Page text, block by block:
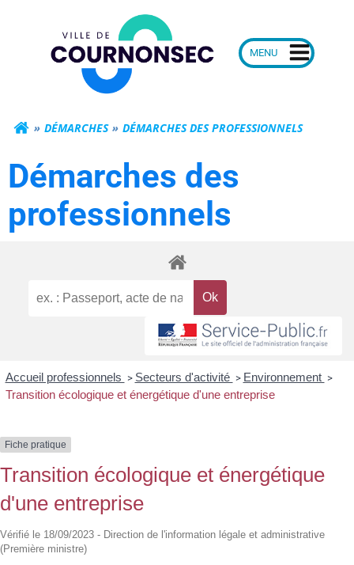
Mairie de
DÉMARCHES DÉMARCHES DES PROFESSIONNELS
Démarches des
professionnels
Accueil professionnels > Secteurs d'activité > Environnement >
Transition écologique et énergétique d'une entreprise
Fiche pratique
Transition écologique et énergétique
d'une entreprise
Vérifié le 18/09/2023 - Direction de l'information légale et administrative
(Première ministre)